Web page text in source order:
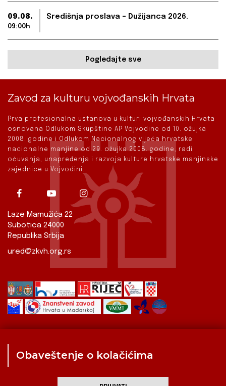
09.08.
09:00h
Središnja proslava – Dužijanca 2026.
Pogledajte sve
Zavod za kulturu vojvođanskih Hrvata
Prva profesionalna ustanova u kulturi vojvođanskih Hrvata
osnovana Odlukom Skupštine AP Vojvodine od 10. ožujka
2008. godine i Odlukom Nacionalnog vijeća hrvatske
nacionalne manjine od 29. ožujka 2008. godine, radi
očuvanja, unapređenja i razvoja kulture hrvatske manjinske
zajednice u Vojvodini.
Laze Mamužića 22
Subotica 24000
Republika Srbija
ured@zkvh.org.rs
Obaveštenje o kolačićima